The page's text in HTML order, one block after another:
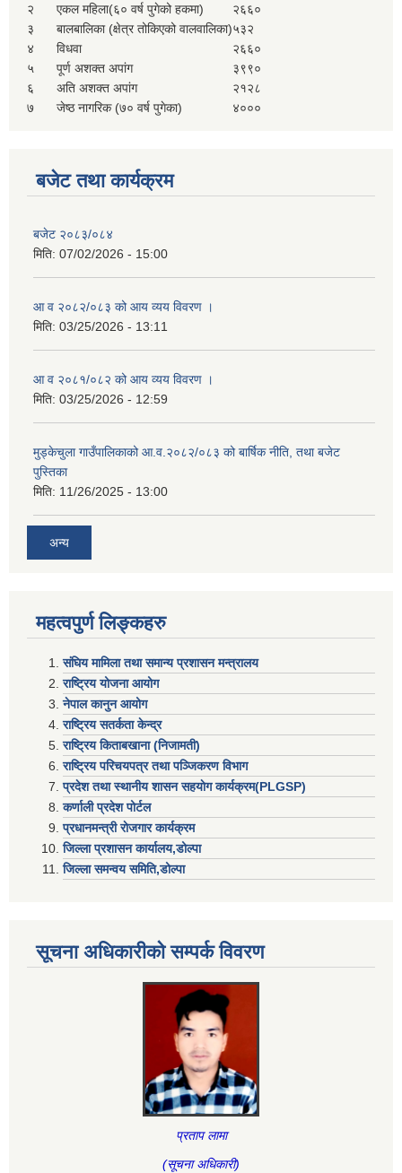
२
एकल महिला(६० वर्ष पुगेको हकमा)
२६६०
३
बालबालिका (क्षेत्र तोकिएको वालवालिका)५३२
४
विधवा
२६६०
५
पूर्ण अशक्त अपांग
३९९०
६
अति अशक्त अपांग
२१२८
७
जेष्ठ नागरिक (७० वर्ष पुगेका) ४०००
बजेट तथा कार्यक्रम
बजेट २०८३/०८४
मिति: 07/02/2026 - 15:00
आ व २०८२/०८३ को आय व्यय विवरण ।
मिति: 03/25/2026 - 13:11
आ व २०८१/०८२ को आय व्यय विवरण ।
मिति: 03/25/2026 - 12:59
मुड्केचुला गाउँपालिकाको आ.व.२०८२/०८३ को बार्षिक नीति, तथा बजेट
पुस्तिका
मिति: 11/26/2025 - 13:00
अन्य
महत्वपुर्ण लिङ्कहरु
संघिय मामिला तथा समान्य प्रशासन मन्त्रालय
राष्ट्रिय योजना आयोग
नेपाल कानुन आयोग
राष्ट्रिय सतर्कता केन्द्र
राष्ट्रिय किताबखाना (निजामती)
राष्ट्रिय परिचयपत्र तथा पञ्जिकरण विभाग
प्रदेश तथा स्थानीय शासन सहयाेग कार्यक्रम(PLGSP)
कर्णाली प्रदेश पोर्टल
प्रधानमन्त्री राेजगार कार्यक्रम
जिल्ला प्रशासन कार्यालय,डोल्पा
जिल्ला समन्वय समिति,डोल्प
सूचना अधिकारीकाे सम्पर्क विवरण
प्रताप लामा
(सूचना अधिकारी)